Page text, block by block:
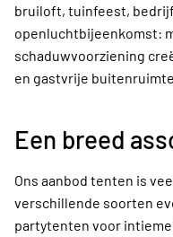
bruiloft, tuinfeest,
openluchtbijeenkomst:
schaduwvoorziening
en gastvrije buitenruimte.
Een breed
Ons aanbod tenten is
verschillende soorten
partytenten voor